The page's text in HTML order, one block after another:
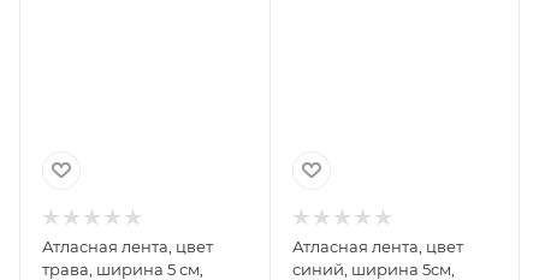
Атласная лента, цвет
трава, ширина 5 см,
Атласная лента, цвет
синий, ширина 5см,